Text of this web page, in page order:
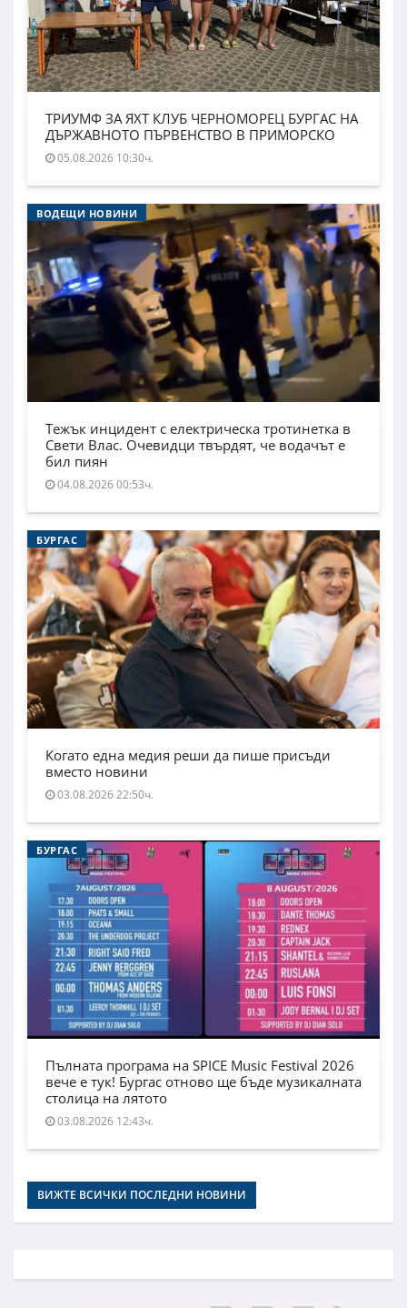
ТРИУМФ ЗА ЯХТ КЛУБ ЧЕРНОМОРЕЦ БУРГАС НА
ДЪРЖАВНОТО ПЪРВЕНСТВО В ПРИМОРСКО
05.08.2026 10:30ч.
ВОДЕЩИ НОВИНИ
Тежък инцидент с електрическа тротинетка в
Свети Влас. Очевидци твърдят, че водачът е
бил пиян
04.08.2026 00:53ч.
БУРГАС
Когато една медия реши да пише присъди
вместо новини
03.08.2026 22:50ч.
БУРГАС
Пълната програма на SPICE Music Festival 2026
вече е тук! Бургас отново ще бъде музикалната
столица на лятото
03.08.2026 12:43ч.
ВИЖТЕ ВСИЧКИ ПОСЛЕДНИ НОВИНИ